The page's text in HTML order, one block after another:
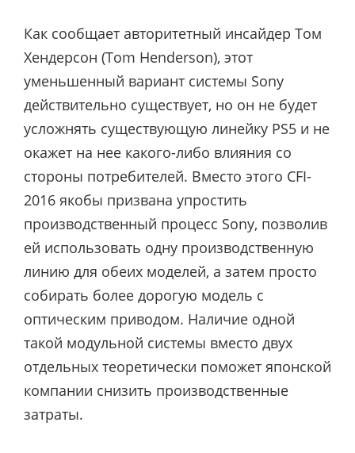
Как сообщает авторитетный инсайдер Том
Хендерсон (Tom Henderson), этот
уменьшенный вариант системы Sony
действительно существует, но он не будет
усложнять существующую линейку PS5 и не
окажет на нее какого-либо влияния со
стороны потребителей. Вместо этого CFI-
2016 якобы призвана упростить
производственный процесс Sony, позволив
ей использовать одну производственную
линию для обеих моделей, а затем просто
собирать более дорогую модель с
оптическим приводом. Наличие одной
такой модульной системы вместо двух
отдельных теоретически поможет японской
компании снизить производственные
затраты.